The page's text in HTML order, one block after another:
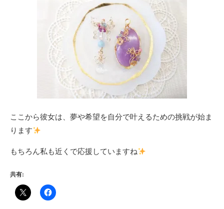
ここから彼女は、夢や希望を自分で叶えるための挑戦が始ま
ります
もちろん私も近くで応援していますね
共有: